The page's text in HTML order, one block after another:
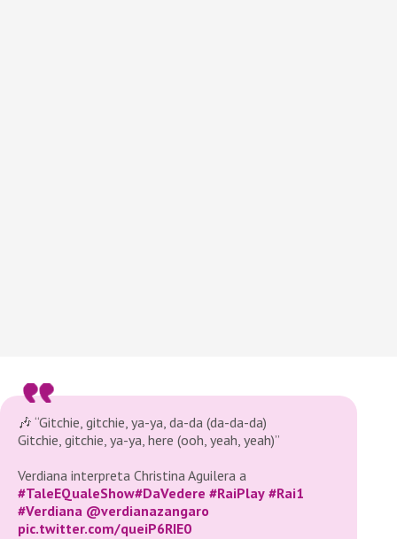
🎶 “Gitchie, gitchie, ya-ya, da-da (da-da-da)
Gitchie, gitchie, ya-ya, here (ooh, yeah, yeah)”
Verdiana interpreta Christina Aguilera a
#TaleEQualeShow#DaVedere #RaiPlay #Rai1
#Verdiana @verdianazangaro
pic.twitter.com/queiP6RIE0